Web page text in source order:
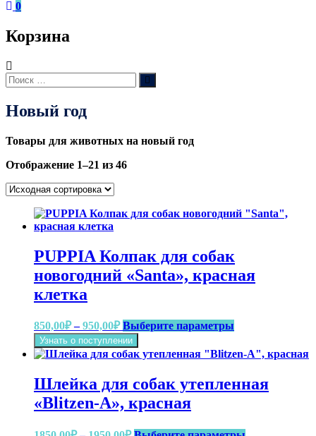
0
Корзина
Искать: Поиск
Новый год
Товары для животных на новый год
Отображение 1–21 из 46
PUPPIA Колпак для собак
новогодний «Santa», красная
клетка
850,00₽ – 950,00₽Диапазон
цен:
850,00₽
950,00₽
Выберите параметрыЭтот
товар
имеет
несколько
Опции
Узнать о поступлении
Шлейка для собак утепленная
«Blitzen-A», красная
Диапазон
Этот